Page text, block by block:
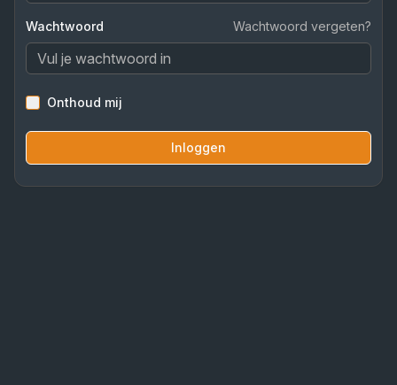
Wachtwoord Wachtwoord vergeten?
Onthoud mij
Inloggen